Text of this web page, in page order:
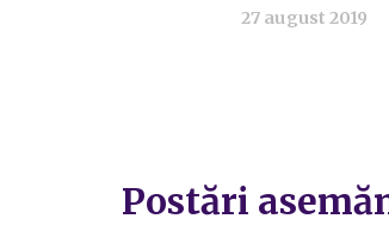
27 august 2019
Postări